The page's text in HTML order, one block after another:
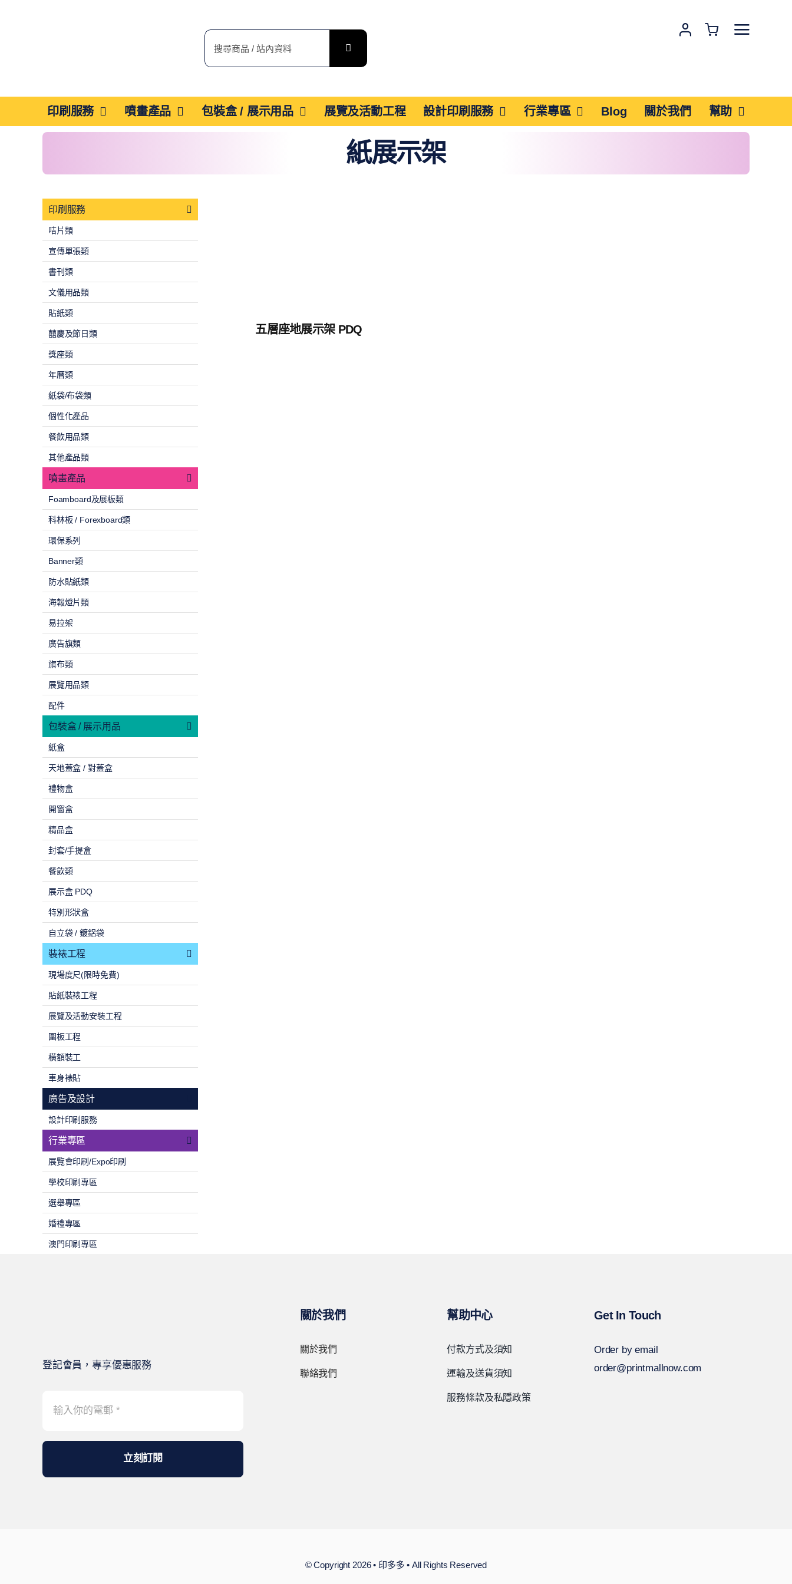
搜
印刷服務 噴畫產品 包裝盒 / 展示用品 展覽及活動工程 設計印刷服務 行業專區 Blog 關於我們 幫助
紙展示架
印刷服務
咭片類
宣傳單張類
書刊類
文儀用品類
貼紙類
囍慶及節日類
獎座類
年曆類
紙袋/布袋類
個性化產品
餐飲用品類
其他產品類
噴畫產品
Foamboard及展板類
科林板 / Forexboard類
環保系列
Banner類
防水貼紙類
海報燈片類
易拉架
廣告旗類
旗布類
展覽用品類
配件
包裝盒 / 展示用品
紙盒
天地蓋盒 / 對蓋盒
禮物盒
開窗盒
精品盒
封套/手提盒
餐飲類
展示盒 PDQ
特別形狀盒
自立袋 / 鍍鋁袋
裝裱工程
現場度尺(限時免費)
貼紙裝裱工程
展覽及活動安裝工程
圍板工程
橫額裝工
車身裱貼
廣告及設計
設計印刷服務
行業專區
展覽會印刷/Expo印刷
學校印刷專區
選舉專區
婚禮專區
澳門印刷專區
五層座地展示架 PDQ
登記會員，專享優惠服務
立刻訂閱
關於我們
關於我們
聯絡我們
幫助中心
付款方式及須知
運輸及送貨須知
服務條款及私隱政策
Get In Touch
Order by email
order@printmallnow.com
© Copyright 2026 • 印多多 • All Rights Reserved